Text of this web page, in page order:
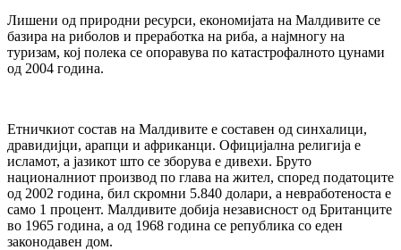
Лишени од природни ресурси, економијата на Малдивите се
базира на риболов и преработка на риба, а најмногу на
туризам, кој полека се опоравува по катастрофалното цунами
од 2004 година.
Етничкиот состав на Малдивите е составен од синхалици,
дравидијци, арапци и африканци. Официјална религија е
исламот, а јазикот што се зборува е дивехи. Бруто
националниот производ по глава на жител, според податоците
од 2002 година, бил скромни 5.840 долари, а невработеноста е
само 1 процент. Малдивите добија независност од Британците
во 1965 година, а од 1968 година се република со еден
законодавен дом.